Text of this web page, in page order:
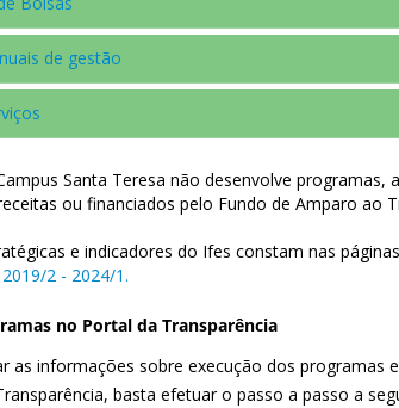
de gestão
Santa Teresa não desenvolve
ou financiados pelo Fundo de Amparo ao
e indicadores do Ifes constam nas
2 - 2024/1.
no Portal da Transparência
as informações sobre execução dos programas
basta efetuar o passo a passo a